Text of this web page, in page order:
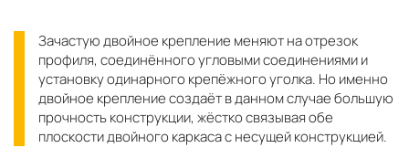
Зачастую двойное крепление меняют на отрезок
профиля, соединённого угловыми соединениями и
установку одинарного крепёжного уголка. Но именно
двойное крепление создаёт в данном случае большую
прочность конструкции, жёстко связывая обе
плоскости двойного каркаса с несущей конструкцией.